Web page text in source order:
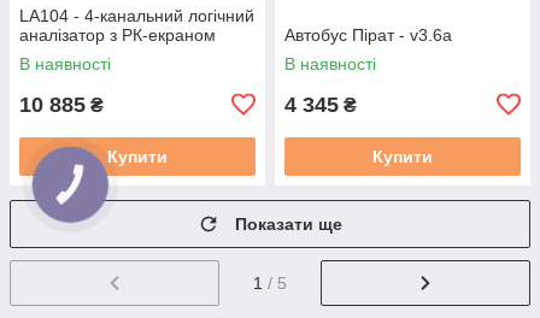
LA104 - 4-канальний логічний
аналізатор з РК-екраном
В наявності
10 885 ₴
Купити
Автобус Пірат - v3.6a
В наявності
4 345 ₴
Купити
Показати ще
1 / 5